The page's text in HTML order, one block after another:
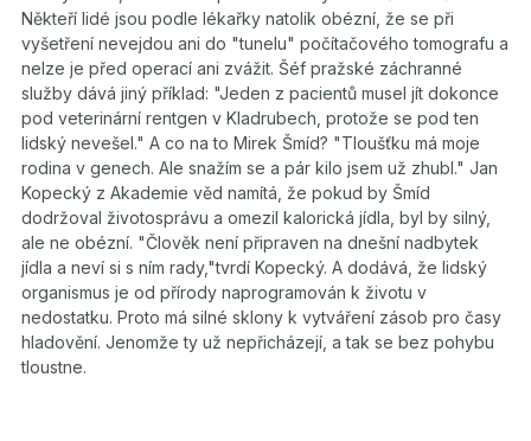
Někteří lidé jsou podle lékařky natolik obézní, že se při
vyšetření nevejdou ani do "tunelu" počítačového tomografu a
nelze je před operací ani zvážit. Šéf pražské záchranné
služby dává jiný příklad: "Jeden z pacientů musel jít dokonce
pod veterinární rentgen v Kladrubech, protože se pod ten
lidský nevešel." A co na to Mirek Šmíd? "Tloušťku má moje
rodina v genech. Ale snažím se a pár kilo jsem už zhubl." Jan
Kopecký z Akademie věd namítá, že pokud by Šmíd
dodržoval životosprávu a omezil kalorická jídla, byl by silný,
ale ne obézní. "Člověk není připraven na dnešní nadbytek
jídla a neví si s ním rady,"tvrdí Kopecký. A dodává, že lidský
organismus je od přírody naprogramován k životu v
nedostatku. Proto má silné sklony k vytváření zásob pro časy
hladovění. Jenomže ty už nepřicházejí, a tak se bez pohybu
tloustne.